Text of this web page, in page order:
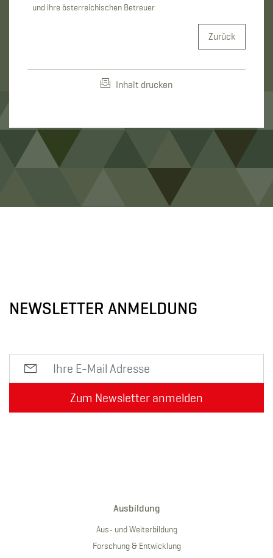
und ihre österreichischen Betreuer
Zurück
Inhalt drucken
NEWSLETTER ANMELDUNG
Zum Newsletter anmelden
Ausbildung
Aus- und Weiterbildung
Forschung & Entwicklung